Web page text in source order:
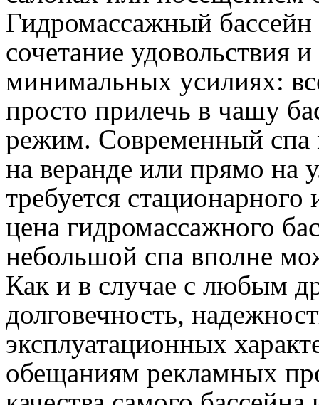
Гидромассажный бассейн
сочетание удовольствия
минимальных усилиях:
просто прилечь в чашу
режим. Современный спа
на веранде или прямо на
требуется
цена гидромассажного
небольшой спа вполне
Как и в случае с любым
долговечность,
эксплуатационных
обещаниям рекламных